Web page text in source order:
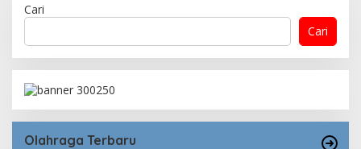
Cari
Cari
Olahraga Terbaru